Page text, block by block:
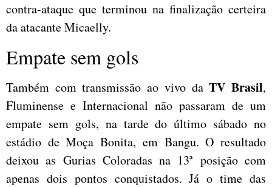
contra-ataque que terminou na finalização certeira
da atacante Micaelly.
Empate sem gols
Também com transmissão ao vivo daTV Brasil,
Fluminense e Internacional não passaram de um
empate sem gols, na tarde do último sábado no
estádio de Moça Bonita, em Bangu. O resultado
deixou as Gurias Coloradas na 13ª posição com
apenas dois pontos conquistados. Já o time das